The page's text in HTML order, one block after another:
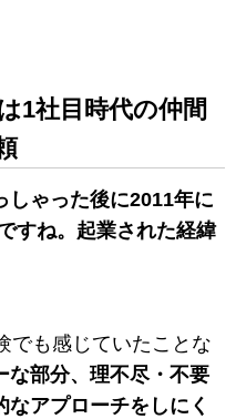
1社目時代の仲間
しゃった後に2011年に
すね。起業された経緯
でも感じていたことな
な部分、理不尽・不要
アプローチをしにく